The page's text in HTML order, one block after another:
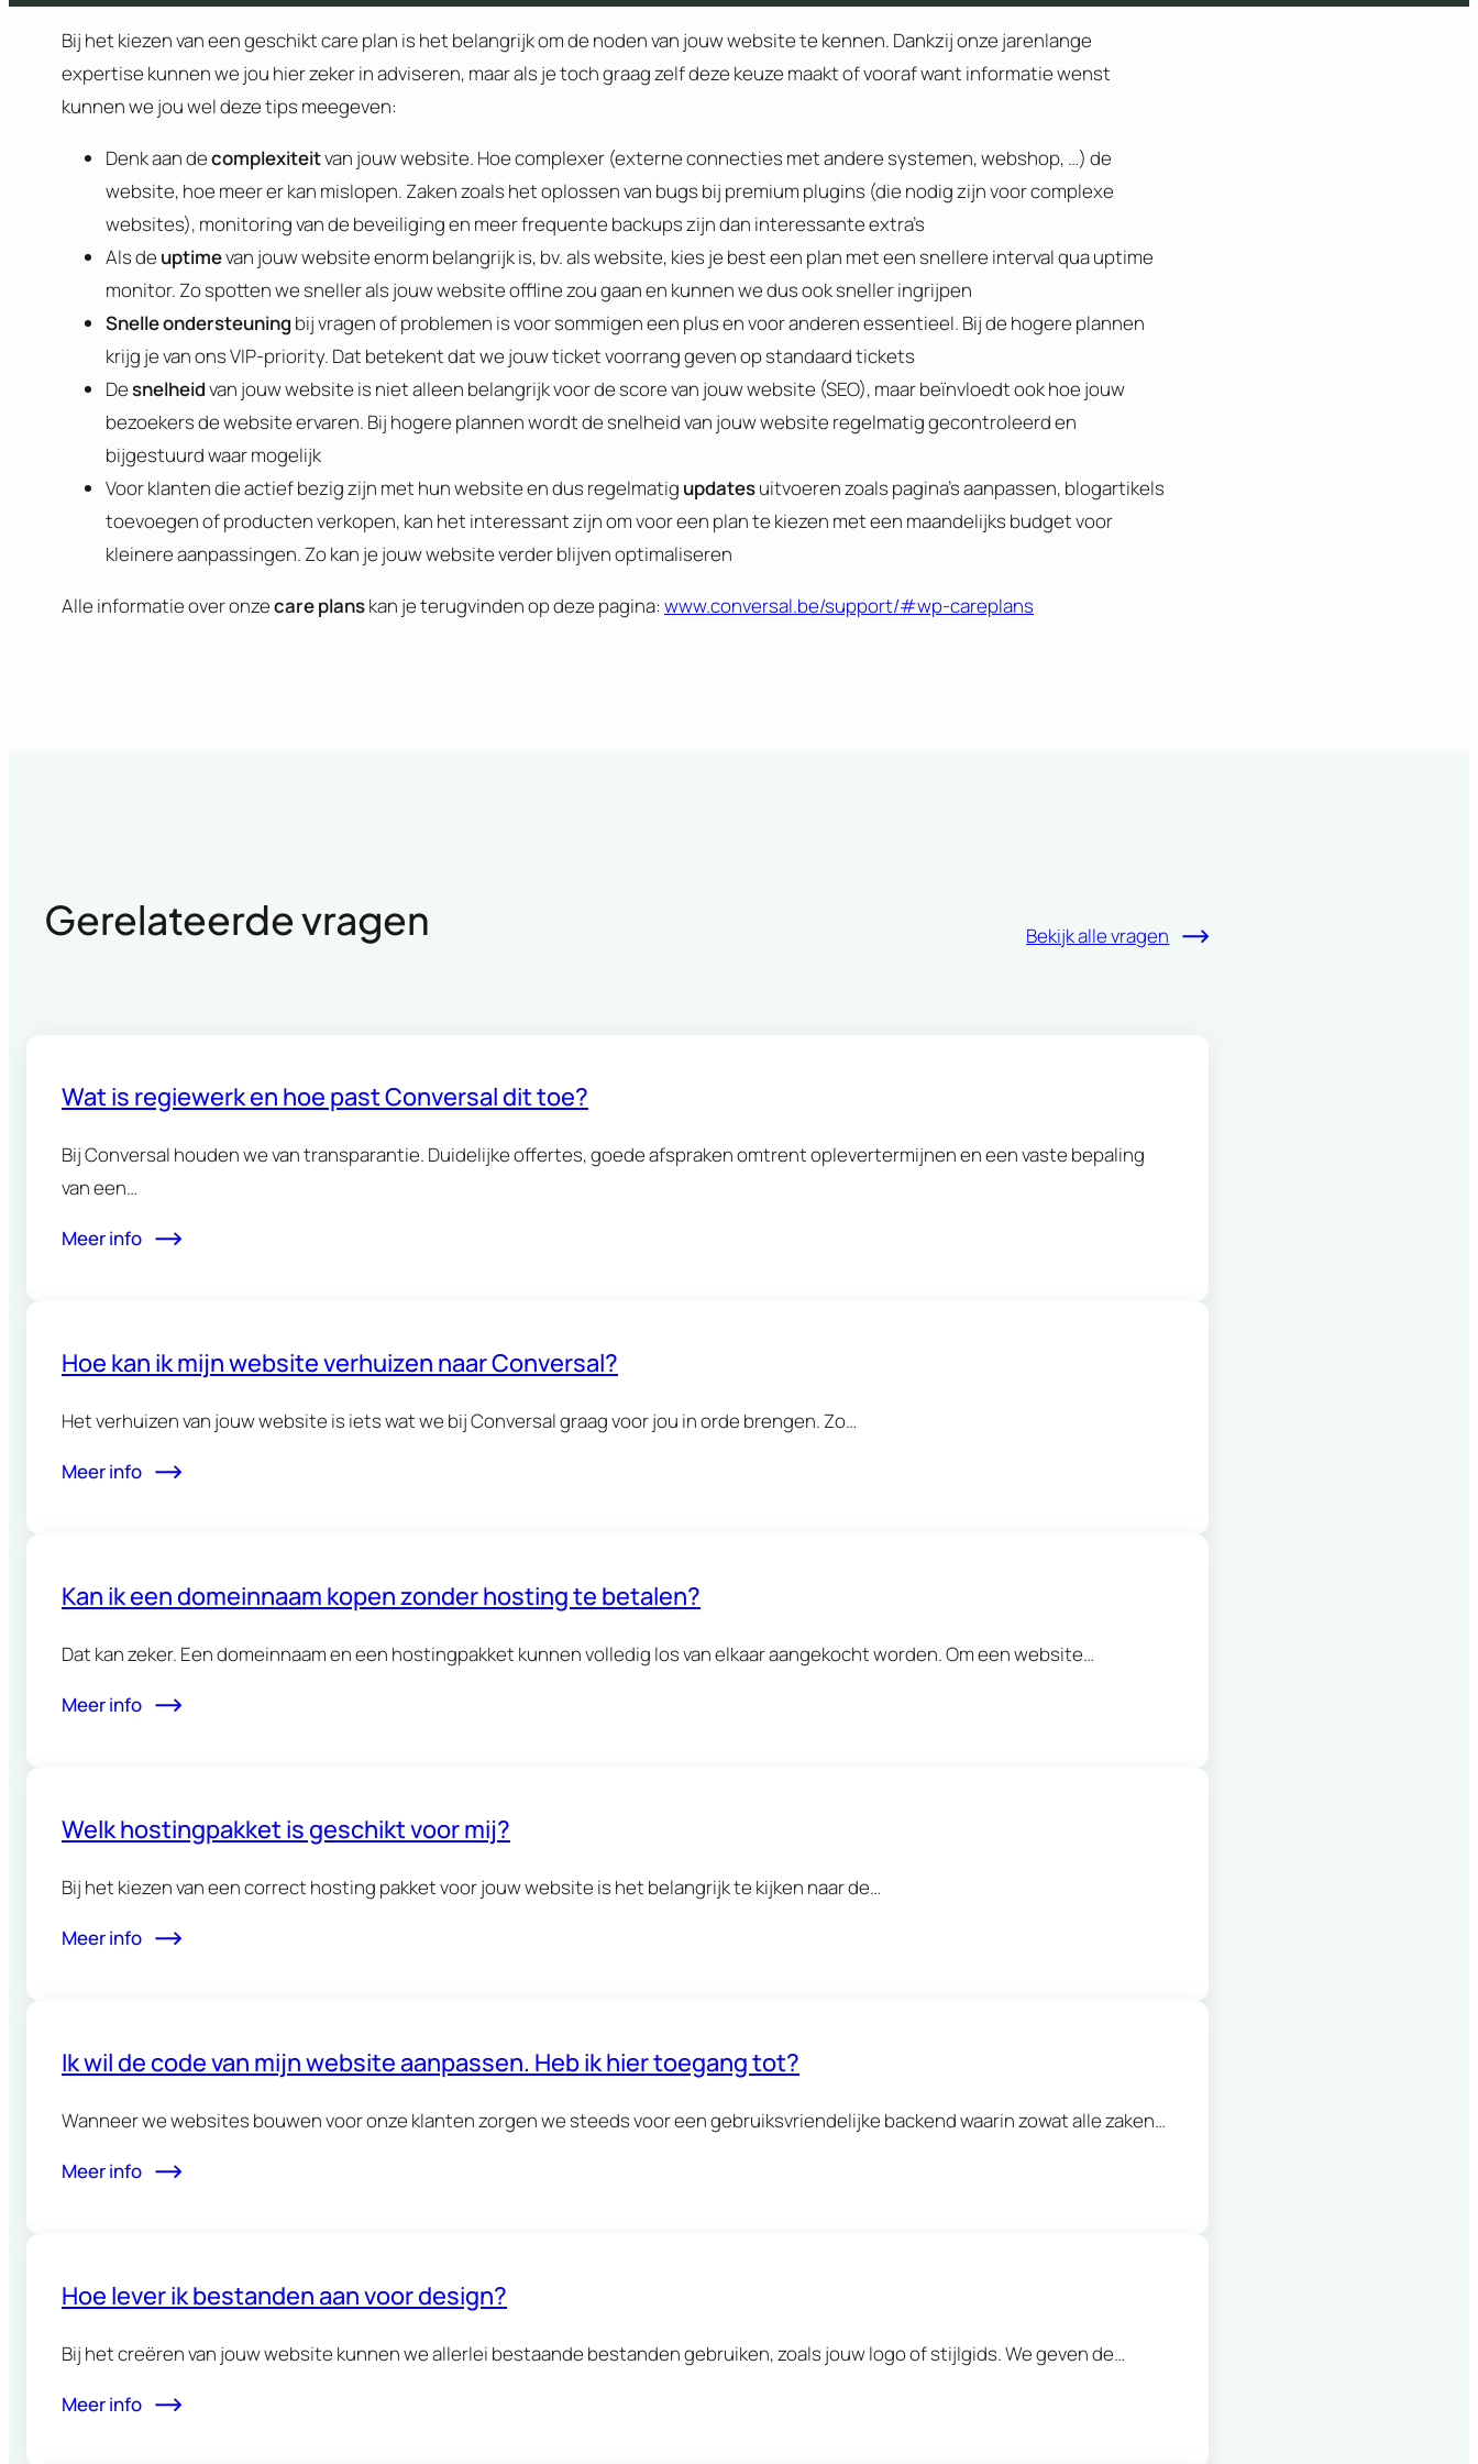
Bij het kiezen van een geschikt care plan is het belangrijk om de noden van jouw website te kennen. Dankzij onze jarenlange
expertise kunnen we jou hier zeker in adviseren, maar als je toch graag zelf deze keuze maakt of vooraf want informatie wenst
kunnen we jou wel deze tips meegeven:
Denk aan decomplexiteitvan jouw website. Hoe complexer (externe connecties met andere systemen, webshop, …) de
website, hoe meer er kan mislopen. Zaken zoals het oplossen van bugs bij premium plugins (die nodig zijn voor complexe
websites), monitoring van de beveiliging en meer frequente backups zijn dan interessante extra’s
Als de uptimevan jouw website enorm belangrijk is, bv. als website, kies je best een plan met een snellere interval qua uptime
monitor. Zo spotten we sneller als jouw website offline zou gaan en kunnen we dus ook sneller ingrijpen
Snelle ondersteuning bij vragen of problemen is voor sommigen een plus en voor anderen essentieel. Bij de hogere plannen
krijg je van ons VIP-priority. Dat betekent dat we jouw ticket voorrang geven op standaard tickets
Desnelheidvan jouw website is niet alleen belangrijk voor de score van jouw website (SEO), maar beïnvloedt ook hoe jouw
bezoekers de website ervaren. Bij hogere plannen wordt de snelheid van jouw website regelmatig gecontroleerd en
bijgestuurd waar mogelijk
Voor klanten die actief bezig zijn met hun website en dus regelmatig updatesuitvoeren zoals pagina’s aanpassen, blogartikels
toevoegen of producten verkopen, kan het interessant zijn om voor een plan te kiezen met een maandelijks budget voor
kleinere aanpassingen. Zo kan je jouw website verder blijven optimaliseren
Alle informatie over onzecare planskan je terugvinden op deze pagina: www.conversal.be/support/#wp-careplans
Gerelateerde vragen Bekijk alle vragen
Wat is regiewerk en hoe past Conversal dit toe?
Bij Conversal houden we van transparantie. Duidelijke offertes, goede afspraken omtrent oplevertermijnen en een vaste bepaling
van een…
Meer info
Hoe kan ik mijn website verhuizen naar Conversal?
Het verhuizen van jouw website is iets wat we bij Conversal graag voor jou in orde brengen. Zo…
Meer info
Kan ik een domeinnaam kopen zonder hosting te betalen?
Dat kan zeker. Een domeinnaam en een hostingpakket kunnen volledig los van elkaar aangekocht worden. Om een website…
Meer info
Welk hostingpakket is geschikt voor mij?
Bij het kiezen van een correct hosting pakket voor jouw website is het belangrijk te kijken naar de…
Meer info
Ik wil de code van mijn website aanpassen. Heb ik hier toegang tot?
Wanneer we websites bouwen voor onze klanten zorgen we steeds voor een gebruiksvriendelijke backend waarin zowat alle zaken…
Meer info
Hoe lever ik bestanden aan voor design?
Bij het creëren van jouw website kunnen we allerlei bestaande bestanden gebruiken, zoals jouw logo of stijlgids. We geven de…
Meer info